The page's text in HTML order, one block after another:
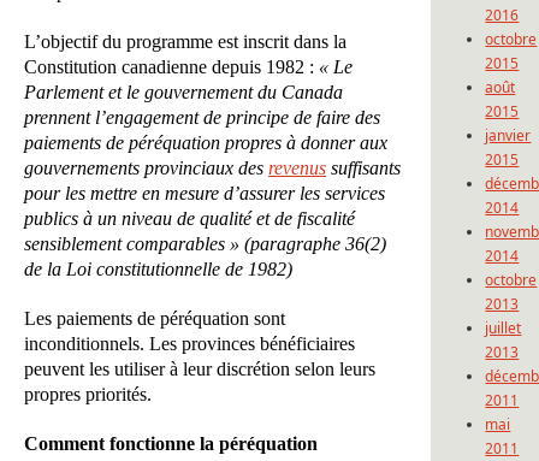
L’objectif du programme est inscrit dans la
Constitution canadienne depuis 1982 : « Le
Parlement et le gouvernement du Canada
prennent l’engagement de principe de faire des
paiements de péréquation propres à donner aux
gouvernements provinciaux des revenus suffisants
pour les mettre en mesure d’assurer les services
publics à un niveau de qualité et de fiscalité
sensiblement comparables » (paragraphe 36(2)
de la Loi constitutionnelle de 1982)
Les paiements de péréquation sont
inconditionnels. Les provinces bénéficiaires
peuvent les utiliser à leur discrétion selon leurs
propres priorités.
Comment fonctionne la péréquation
2016
octobre
2015
août
2015
janvier
2015
2014
2014
octobre
2013
juillet
2013
2011
mai
2011